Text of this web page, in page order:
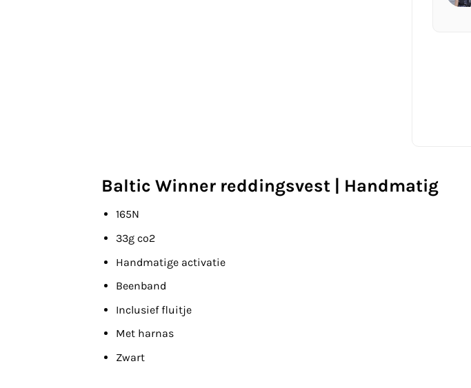
Baltic Winner reddingsvest | Handmatig
165N
33g co2
Handmatige activatie
Beenband
Inclusief fluitje
Met harnas
Zwart